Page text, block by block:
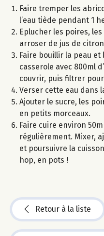
Faire tremper les
l’eau tiède pendant 1
Eplucher les poires,
arroser de jus de
Faire bouillir la peau
casserole avec 800ml
couvrir, puis filtrer
Verser cette eau dans
Ajouter le sucre, les
en petits morceaux.
Faire cuire environ
régulièrement. Mixer,
et poursuivre la
hop, en pots !
Retour à la liste